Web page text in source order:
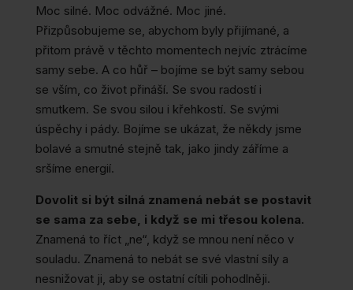
Moc silné. Moc odvážné. Moc jiné.
Přizpůsobujeme se, abychom byly přijímané, a
přitom právě v těchto momentech nejvíc ztrácíme
samy sebe. A co hůř – bojíme se být samy sebou
se vším, co život přináší. Se svou radostí i
smutkem. Se svou silou i křehkostí. Se svými
úspěchy i pády. Bojíme se ukázat, že někdy jsme
bolavé a smutné stejně tak, jako jindy záříme a
sršíme energií.
Dovolit si být silná znamená nebát se postavit
se sama za sebe, i když se mi třesou kolena.
Znamená to říct „ne“, když se mnou není něco v
souladu. Znamená to nebát se své vlastní síly a
nesnižovat ji, aby se ostatní cítili pohodlněji.